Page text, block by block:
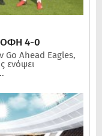
ΟΦΗ 4-0
Ahead Eagles,
ενόψει